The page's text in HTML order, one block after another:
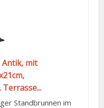
Antik, mit
Standbrunnen im